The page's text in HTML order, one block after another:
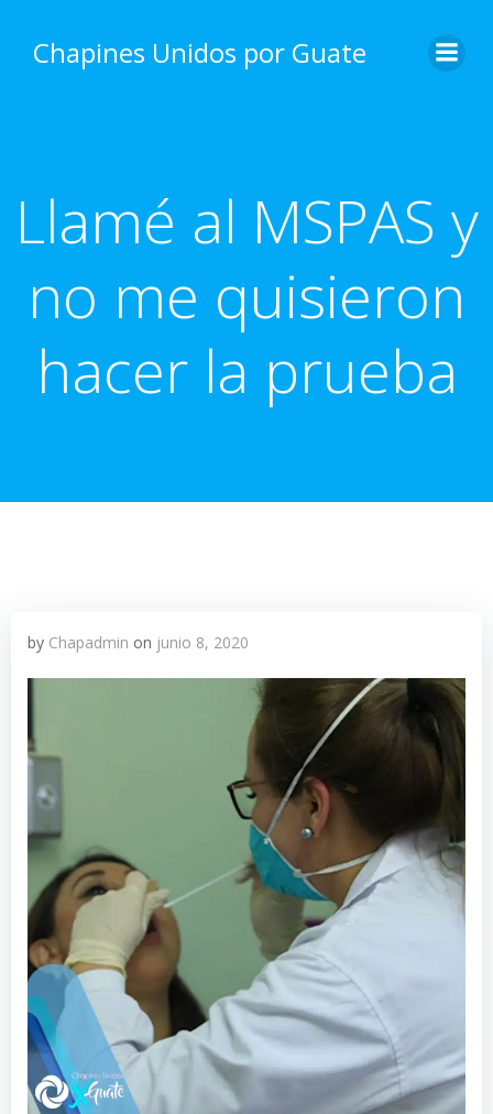
content
Chapines Unidos por Guate
Llamé al MSPAS y
no me quisieron
hacer la prueba
by Chapadmin on junio 8, 2020